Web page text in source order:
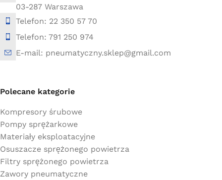
03-287 Warszawa
Telefon: 22 350 57 70
Telefon: 791 250 974
E-mail: pneumatyczny.sklep@gmail.com
Polecane kategorie
Kompresory śrubowe
Pompy sprężarkowe
Materiały eksploatacyjne
Osuszacze sprężonego powietrza
Filtry sprężonego powietrza
Zawory pneumatyczne